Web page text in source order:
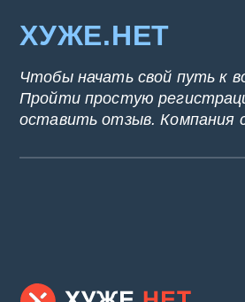
ХУЖЕ.НЕТ
Чтобы начать свой путь к
Пройти простую
оставить отзыв. Компания